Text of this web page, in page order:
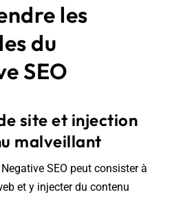
les
du
SEO
site et injection
malveillant
SEO peut consister à
et y injecter du contenu